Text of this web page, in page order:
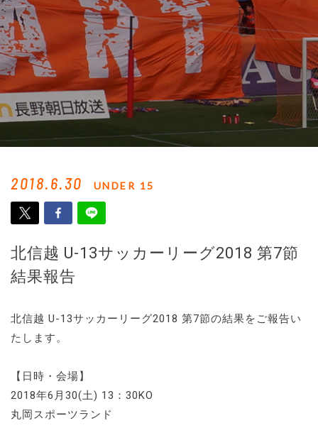
2018.6.30 UNDER 15
北信越 U-13サッカーリーグ2018 第7節
結果報告
北信越 U-13サッカーリーグ2018 第7節の結果をご報告い
たします。
【日時・会場】
2018年6月30(土) 13：30KO
丸岡スポーツランド